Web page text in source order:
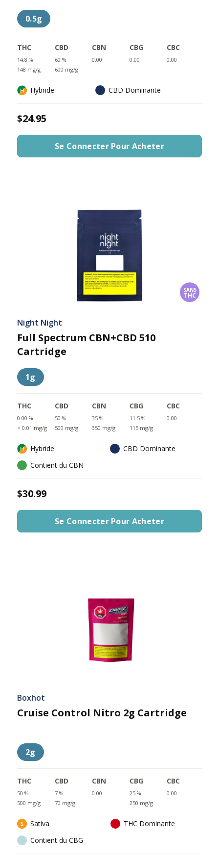
0.5g
THC
14.8 %
148 mg/g
CBD
60 %
600 mg/g
CBN
0.00
CBG
0.00
CBC
0.00
Hybride CBD Dominante
$24.95
Se Connecter Pour Acheter
SANS
THC
Night Night
Full Spectrum CBN+CBD 510
Cartridge
1g
THC
0.00 %
< 0.01 mg/g
CBD
50 %
500 mg/g
CBN
35 %
350 mg/g
CBG
11.5 %
115 mg/g
CBC
0.00
Hybride
CBD Dominante
Contient du CBN
$30.99
Se Connecter Pour Acheter
Boxhot
Cruise Control Nitro 2g Cartridge
2g
THC
50 %
500 mg/g
CBD
7 %
70 mg/g
CBN
0.00
CBG
25 %
250 mg/g
CBC
0.00
Sativa
THC Dominante
Contient du CBG